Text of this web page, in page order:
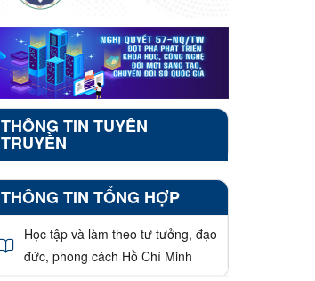
THÔNG TIN TUYÊN
TRUYỀN
THÔNG TIN TỔNG HỢP
Học tập và làm theo tư tưởng, đạo
đức, phong cách Hồ Chí Minh